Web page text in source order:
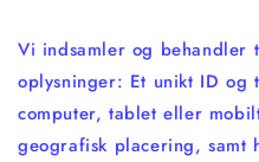
Vi indsamler og behandler
oplysninger: Et unikt ID og
computer, tablet eller
geografisk placering,